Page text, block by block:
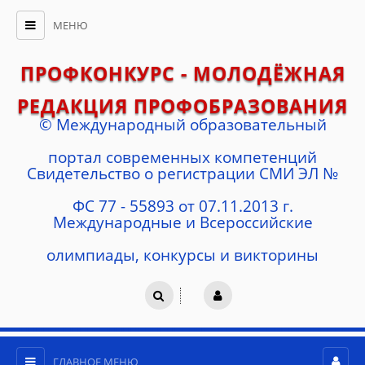
МЕНЮ
ПРОФКОНКУРС - МОЛОДЁЖНАЯ
РЕДАКЦИЯ ПРОФОБРАЗОВАНИЯ
© Международный образовательный
портал современных компетенций
Cвидетельство о регистрации СМИ ЭЛ №
ФС 77 - 55893 от 07.11.2013 г.
Международные и Всероссийские
олимпиады, конкурсы и викторины
ГЛАВНОЕ МЕНЮ